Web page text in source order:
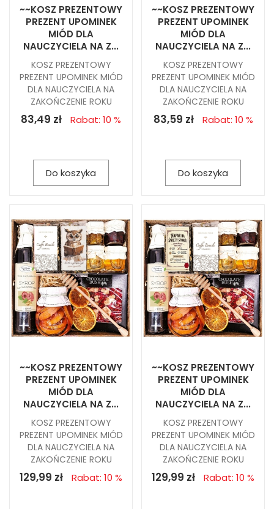
~~KOSZ PREZENTOWY
PREZENT UPOMINEK
MIÓD DLA
NAUCZYCIELA NA Z...
KOSZ PREZENTOWY
PREZENT UPOMINEK MIÓD
DLA NAUCZYCIELA NA
ZAKOŃCZENIE ROKU
83,49 zł Rabat: 10 %
Do koszyka
~~KOSZ PREZENTOWY
PREZENT UPOMINEK
MIÓD DLA
NAUCZYCIELA NA Z...
KOSZ PREZENTOWY
PREZENT UPOMINEK MIÓD
DLA NAUCZYCIELA NA
ZAKOŃCZENIE ROKU
83,59 zł Rabat: 10 %
Do koszyka
~~KOSZ PREZENTOWY
PREZENT UPOMINEK
MIÓD DLA
NAUCZYCIELA NA Z...
KOSZ PREZENTOWY
PREZENT UPOMINEK MIÓD
DLA NAUCZYCIELA NA
ZAKOŃCZENIE ROKU
129,99 zł Rabat: 10 %
~~KOSZ PREZENTOWY
PREZENT UPOMINEK
MIÓD DLA
NAUCZYCIELA NA Z...
KOSZ PREZENTOWY
PREZENT UPOMINEK MIÓD
DLA NAUCZYCIELA NA
ZAKOŃCZENIE ROKU
129,99 zł Rabat: 10 %